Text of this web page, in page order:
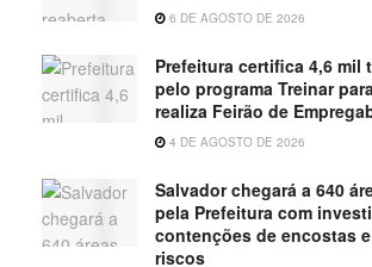
6 DE AGOSTO DE 2026
Prefeitura certifica 4,6 mil
pelo programa Treinar
realiza Feirão de
4 DE AGOSTO DE 2026
Salvador chegará a 640
pela Prefeitura com
contenções de encostas
riscos